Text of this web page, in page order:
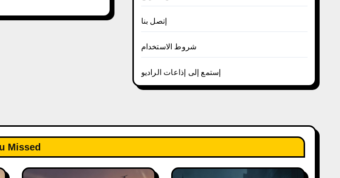
إتصل بنا
شروط الاستخدام
إستمع إلى إذاعات الراديو
Missed